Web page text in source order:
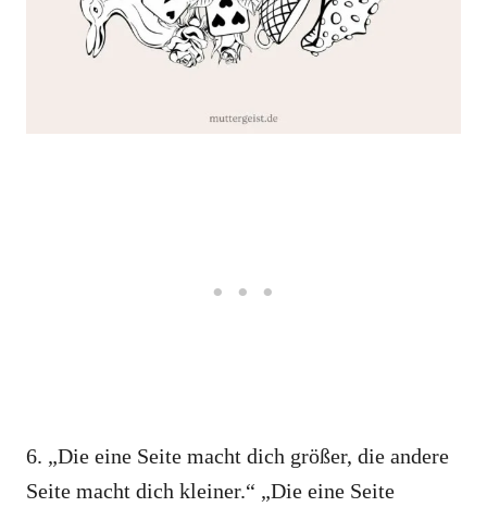
6. „Die eine Seite macht dich größer, die andere
Seite macht dich kleiner.“ „Die eine Seite